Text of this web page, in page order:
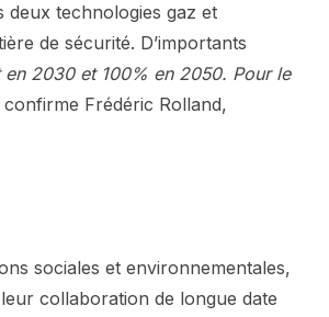
deux technologies gaz et
de sécurité. D’importants
2030 et 100% en 2050. Pour le
confirme Frédéric Rolland,
sociales et environnementales,
collaboration de longue date